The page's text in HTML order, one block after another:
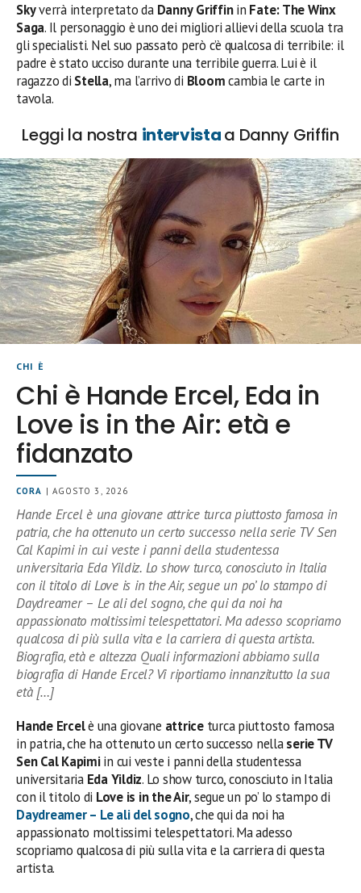
Skyverrà interpretato da Danny Griffinin Fate: The Winx
Saga. Il personaggio è uno dei migliori allievi della scuola tra
gli specialisti. Nel suo passato però c’è qualcosa di terribile: il
padre è stato ucciso durante una terribile guerra. Lui è il
ragazzo di Stella, ma l’arrivo di Bloomcambia le carte in
tavola.
Leggi la nostra intervistaa Danny Griffin
CHI È
Chi è Hande Ercel, Eda in
Love is in the Air: età e
fidanzato
CORA | AGOSTO 3, 2026
Hande Ercel è una giovane attrice turca piuttosto famosa in
patria, che ha ottenuto un certo successo nella serie TV Sen
Cal Kapimi in cui veste i panni della studentessa
universitaria Eda Yildiz. Lo show turco, conosciuto in Italia
con il titolo di Love is in the Air, segue un po’ lo stampo di
Daydreamer – Le ali del sogno, che qui da noi ha
appassionato moltissimi telespettatori. Ma adesso scopriamo
qualcosa di più sulla vita e la carriera di questa artista.
Biografia, età e altezza Quali informazioni abbiamo sulla
biografia di Hande Ercel? Vi riportiamo innanzitutto la sua
età […]
Hande Ercelè una giovane attriceturca piuttosto famosa
in patria, che ha ottenuto un certo successo nellaserie TV
Sen Cal Kapimiin cui veste i panni della studentessa
universitaria Eda Yildiz. Lo show turco, conosciuto in Italia
con il titolo di Love is in the Air, segue un po’ lo stampo di
Daydreamer – Le ali del sogno, che qui da noi ha
appassionato moltissimi telespettatori. Ma adesso
scopriamo qualcosa di più sulla vita e la carriera di questa
artista.